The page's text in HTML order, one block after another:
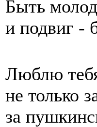
Быть
и подвиг -
Люблю
не только
за